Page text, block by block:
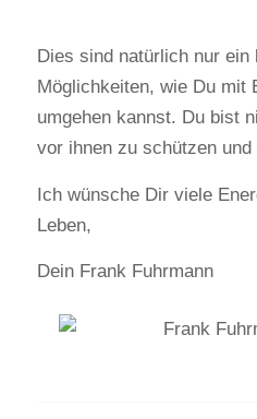
Dies sind natürlich nur
Möglichkeiten, wie Du mit
umgehen kannst. Du bist
vor ihnen zu schützen
Ich wünsche Dir viele
Leben,
Dein Frank Fuhrmann